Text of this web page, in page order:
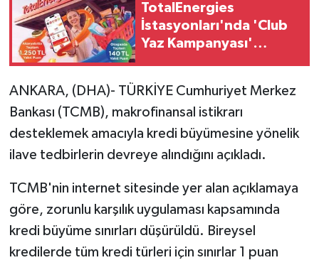
TotalEnergies
İstasyonları'nda 'Club
Yaz Kampanyası'
ANKARA, (DHA)- TÜRKİYE Cumhuriyet Merkez
Bankası (TCMB), makrofinansal istikrarı
desteklemek amacıyla kredi büyümesine yönelik
ilave tedbirlerin devreye alındığını açıkladı.
TCMB'nin internet sitesinde yer alan açıklamaya
göre, zorunlu karşılık uygulaması kapsamında
kredi büyüme sınırları düşürüldü. Bireysel
kredilerde tüm kredi türleri için sınırlar 1 puan
Magazin
Politika
Sağlık
Son Dakika
Yaşam
Yerel
AboneHaber Özel